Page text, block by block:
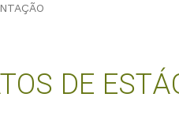
DE